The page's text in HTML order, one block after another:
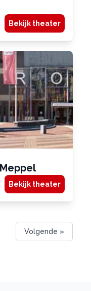
Bekijk theater
Bekijk theater
Volgende »